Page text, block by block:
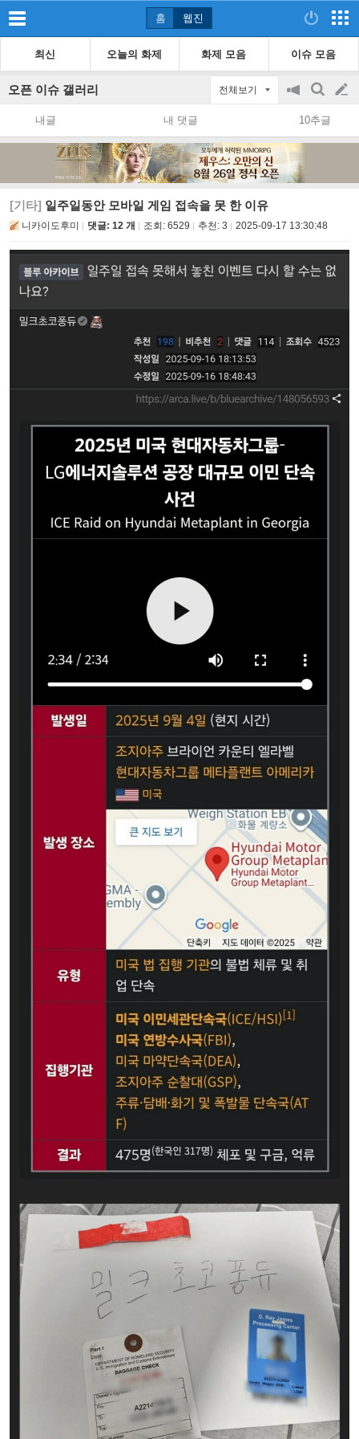
홈 웹진
최신 오늘의 화제 화제 모음 이슈 모음
오픈 이슈 갤러리 전체보기
공
지
on/off
검
색
글
쓰
내글 내 댓글 10추글
[기타] 일주일동안 모바일 게임 접속을 못 한 이유
니카이도후미 댓글: 12 개 조회: 6529 추천: 3 2025-09-17 13:30:48